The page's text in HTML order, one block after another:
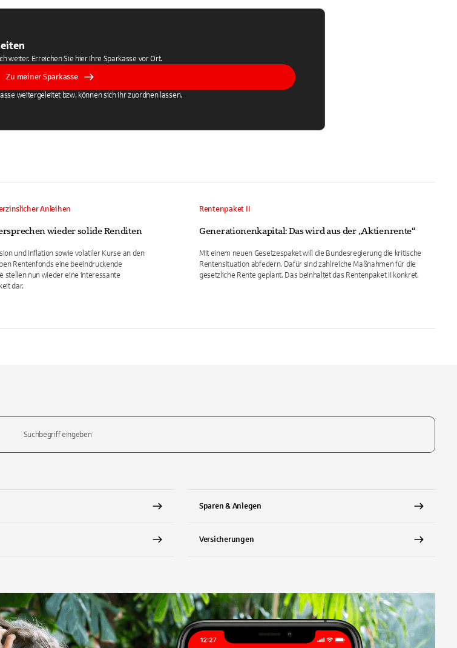
weiter. Erreichen Sie hier Ihre Sparkasse vor Ort.
Zu meiner Sparkasse
weitergeleitet bzw. können sich ihr zuordnen lassen.
Anleihen
wieder solide Renditen
und Inflation sowie volatiler Kurse an den
Rentenfonds eine beeindruckende
stellen nun wieder eine interessante
dar.
Rentenpaket II
Generationenkapital: Das wird aus der „Aktienrente“
Mit einem neuen Gesetzespaket will die Bundesregierung die kritische
Rentensituation abfedern. Dafür sind zahlreiche Maßnahmen für die
gesetzliche Rente geplant. Das beinhaltet das Rentenpaket II konkret.
Sparen & Anlegen
Versicherungen